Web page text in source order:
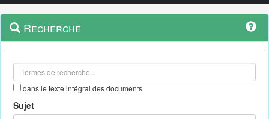
Navigation
outils
Menu
contextuel
Recherche
dans le texte intégral des documents
Sujet